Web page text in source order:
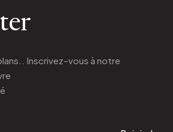
Inscrivez-vous à notre